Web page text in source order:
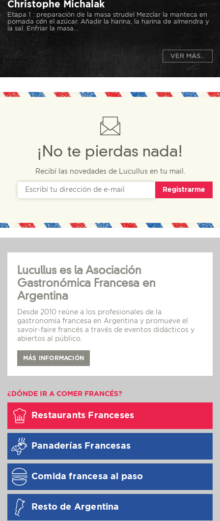
Christophe Michalak
Etapa 1 : preparación de la masa strudel Mezclar la manteca en
pomada con el azúcar. Añadir la harina, la harina de almendra y
la sal. Enfriar la masa...
VER MÁS...
¡No te pierdas nada!
Recibí las novedades de Lucullus en tu mail.
Registrarme
Lucullus es la Asociación
Gastronómica Francesa en
Argentina
Desde 2010 reúne a los profesionales de la
gastronomía francesa en Argentina y promueve el
savoir-faire francés a través de eventos didácticos y
abiertos al público.
MÁS INFORMACIÓN
¿DÓNDE IR A COMER FRANCÉS?
Restaurants Franceses
Panaderías Francesas
Comida francesa al paso
Resto de Argentina